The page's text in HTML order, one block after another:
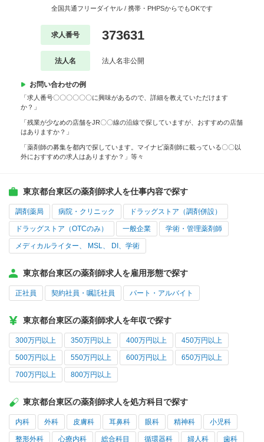
全国共通フリーダイヤル / 携帯・PHPSからでもOKです
求人番号 373631
法人名 法人名非公開
お問い合わせの例
「求人番号〇〇〇〇〇〇に興味があるので、詳細を教えていただけます
か？」
「残業が少なめの店舗をJR〇〇線の沿線で探していますが、おすすめの店舗
はありますか？」
「薬剤師の募集を都内で探しています。マイナビ薬剤師に載っている〇〇以
外におすすめの求人はありますか？」等々
東京都台東区の薬剤師求人を仕事内容で探す
調剤薬局 病院・クリニック ドラッグストア（調剤併設）
ドラッグストア（OTCのみ） 一般企業 学術・管理薬剤師
メディカルライター、 MSL、 DI、学術
東京都台東区の薬剤師求人を雇用形態で探す
正社員 契約社員・嘱託社員 パート・アルバイト
東京都台東区の薬剤師求人を年収で探す
300万円以上 350万円以上 400万円以上 450万円以上
500万円以上 550万円以上 600万円以上 650万円以上
700万円以上 800万円以上
東京都台東区の薬剤師求人を処方科目で探す
内科 外科 皮膚科 耳鼻科 眼科 精神科 小児科
整形外科 心療内科 総合科目 循環器科 婦人科 歯科